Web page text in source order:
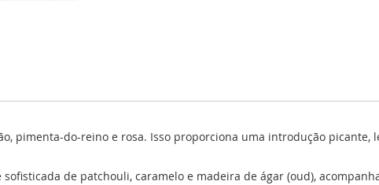
pimenta-do-reino e rosa. Isso proporciona uma introdução picante,
de patchouli, caramelo e madeira de ágar (oud),